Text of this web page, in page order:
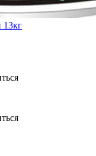
13кг